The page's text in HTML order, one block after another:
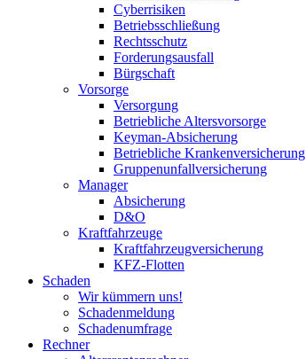
Cyberrisiken
Betriebsschließung
Rechtsschutz
Forderungsausfall
Bürgschaft
Vorsorge
Versorgung
Betriebliche Altersvorsorge
Keyman-Absicherung
Betriebliche Krankenversicherung
Gruppenunfallversicherung
Manager
Absicherung
D&O
Kraftfahrzeuge
Kraftfahrzeugversicherung
KFZ-Flotten
Schaden
Wir kümmern uns!
Schadenmeldung
Schadenumfrage
Rechner